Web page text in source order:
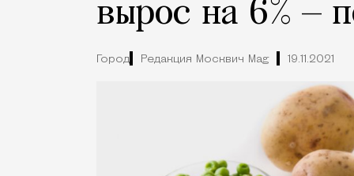
вырос на 6% —
Город Редакция Москвич Mag 19.11.2021